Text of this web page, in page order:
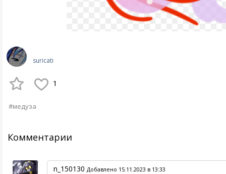
suricati
1
#медуза
Комментарии
n_150130 Добавлено 15.11.2023 в 13:33